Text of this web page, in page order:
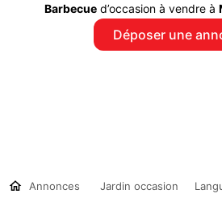
Barbecued’occasion à vendre à
Déposer une
Annonces Jardin occasion